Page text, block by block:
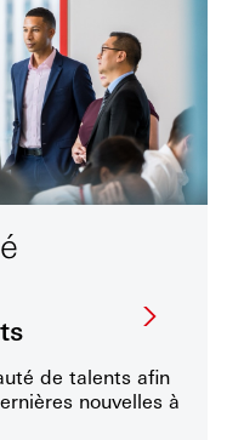
de talents afin
nouvelles à